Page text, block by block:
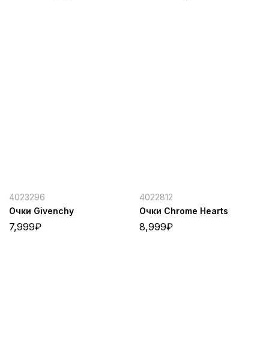
4023296
Очки Givenchy
7,999₽
4022812
Очки Chrome Hearts
8,999₽